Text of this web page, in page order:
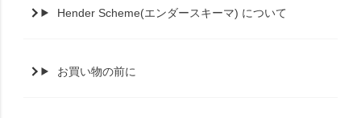
Hender Scheme(エンダースキーマ) について
お買い物の前に